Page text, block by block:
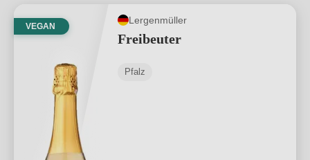
VEGAN
Lergenmüller
Freibeuter
Pfalz